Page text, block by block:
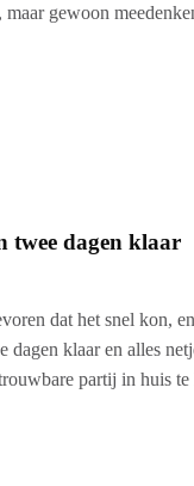
maar gewoon
twee dagen klaar
dat het snel kon,
dagen klaar en alles
partij in huis te